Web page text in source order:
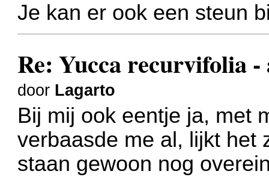
Je kan er ook een steun
Re: Yucca recurvifolia
door Lagarto
Bij mij ook eentje ja, met
verbaasde me al, lijkt het
staan gewoon nog